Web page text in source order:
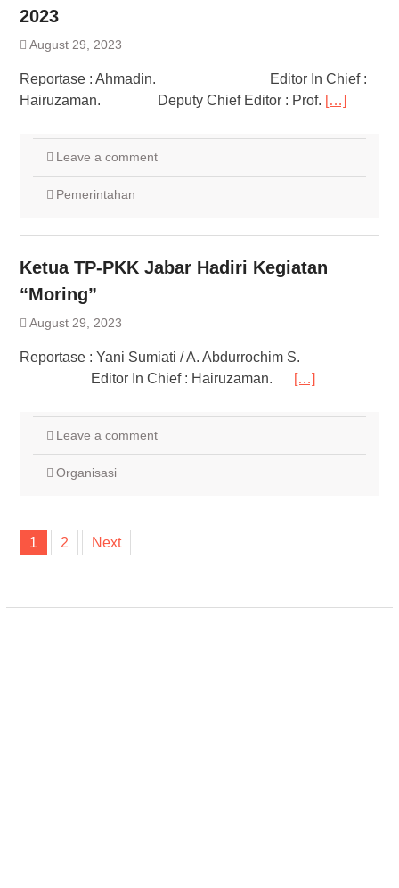
2023
August 29, 2023
Reportase : Ahmadin. Editor In Chief :
Hairuzaman. Deputy Chief Editor : Prof. […]
Leave a comment
Pemerintahan
Ketua TP-PKK Jabar Hadiri Kegiatan
“Moring”
August 29, 2023
Reportase : Yani Sumiati / A. Abdurrochim S.
Editor In Chief : Hairuzaman.
[…]
Leave a comment
Organisasi
Posts
navigation
1 2 Next